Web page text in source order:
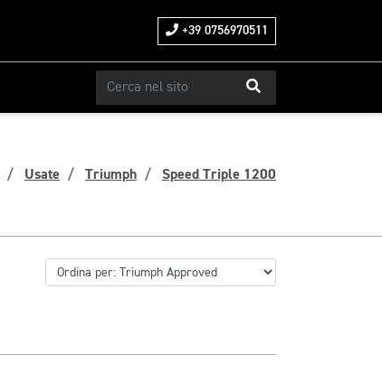
+39 0756970511
Usate Triumph Speed Triple 1200